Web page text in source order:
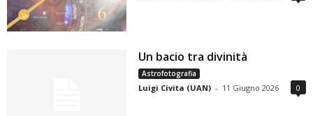
Un bacio tra divinità
Astrofotografia
Luigi Civita (UAN) - 11 Giugno 2026 0